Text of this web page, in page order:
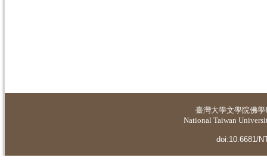
臺灣大學文學院佛
National Taiwan
doi:10.6681/